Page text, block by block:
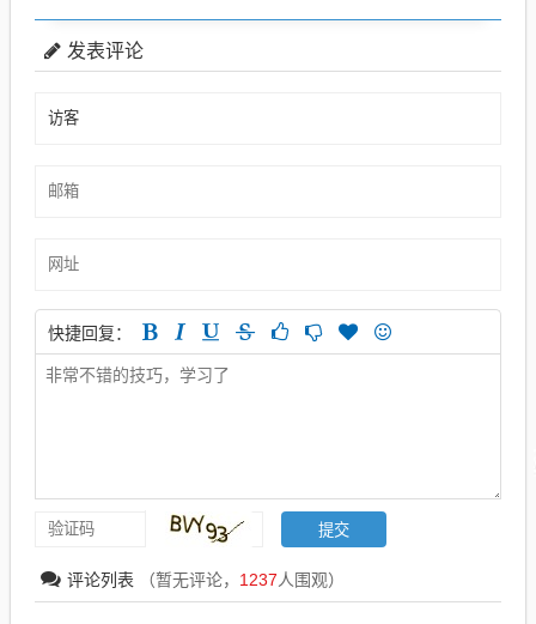
发表评论
快捷回复：
评论列表 （暂无评论， 1237人围观）